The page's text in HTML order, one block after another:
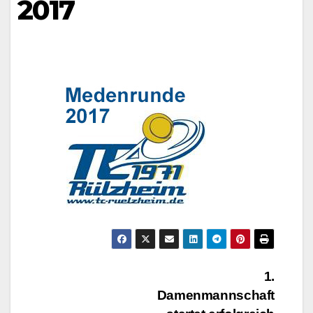
2017
1.
Damenmannschaft